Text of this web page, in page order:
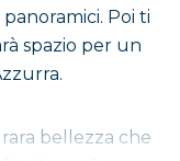
Poi ti
spazio per un
bellezza che